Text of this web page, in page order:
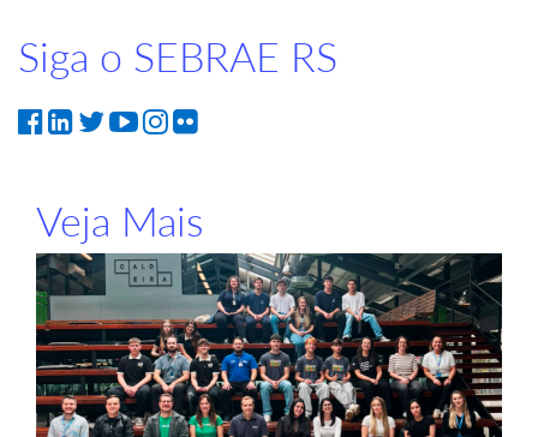
Siga o SEBRAE RS
Veja Mais